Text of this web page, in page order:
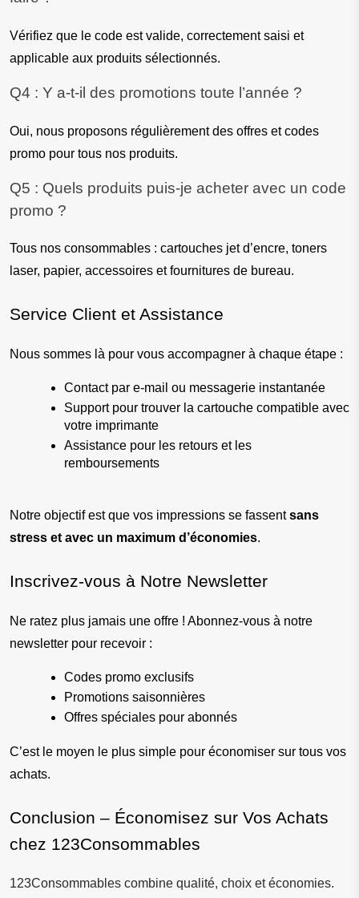
Vérifiez que le code est valide, correctement saisi et
applicable aux produits sélectionnés.
Q4 : Y a-t-il des promotions toute l’année ?
Oui, nous proposons régulièrement des offres et codes
promo pour tous nos produits.
Q5 : Quels produits puis-je acheter avec un code
promo ?
Tous nos consommables : cartouches jet d’encre, toners
laser, papier, accessoires et fournitures de bureau.
Service Client et Assistance
Nous sommes là pour vous accompagner à chaque étape :
Contact par e-mail ou messagerie instantanée
Support pour trouver la cartouche compatible avec
votre imprimante
Assistance pour les retours et les
remboursements
Notre objectif est que vos impressions se fassent sans
stress et avec un maximum d’économies.
Inscrivez-vous à Notre Newsletter
Ne ratez plus jamais une offre ! Abonnez-vous à notre
newsletter pour recevoir :
Codes promo exclusifs
Promotions saisonnières
Offres spéciales pour abonnés
C’est le moyen le plus simple pour économiser sur tous vos
achats.
Conclusion – Économisez sur Vos Achats
chez 123Consommables
123Consommables combine qualité, choix et économies.